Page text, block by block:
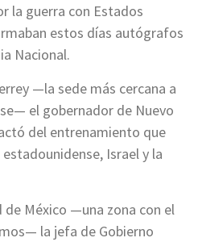
la guerra con Estados
estos días autógrafos
Nacional.
—la sede más cercana a
el gobernador de Nuevo
del entrenamiento que
Israel y la
México —una zona con el
la jefa de Gobierno